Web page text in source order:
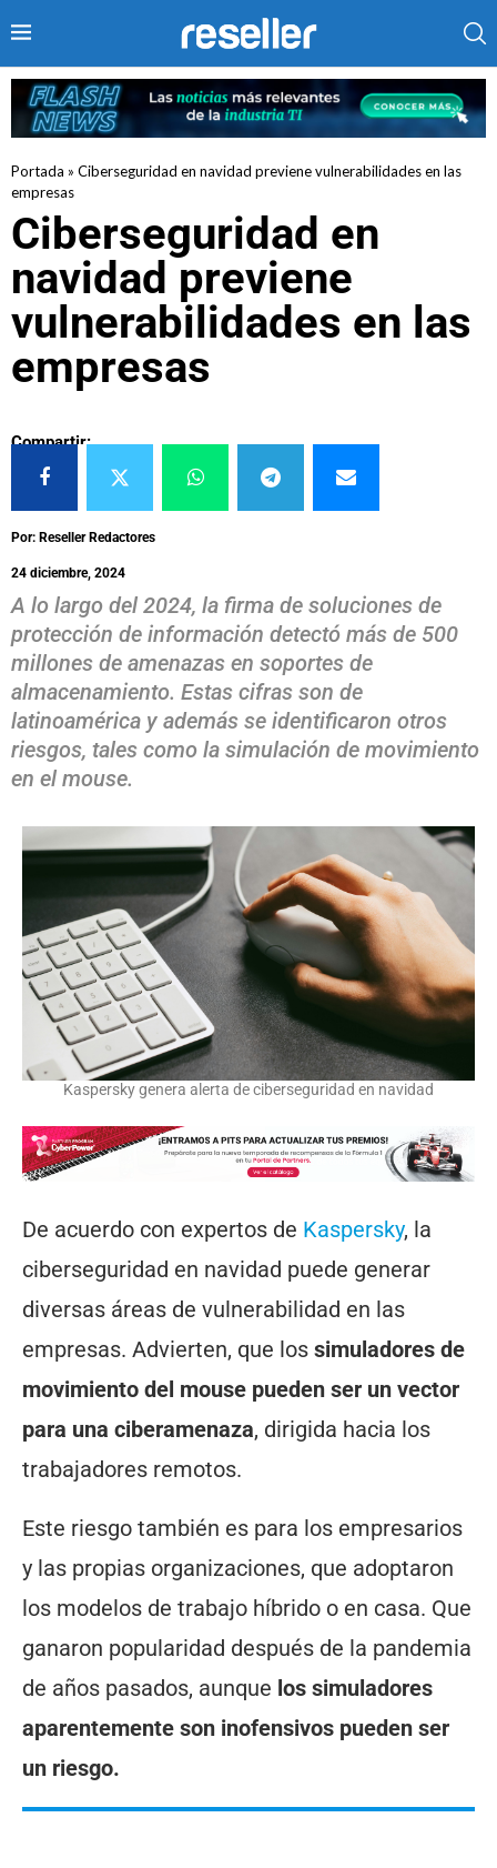
Portada » Ciberseguridad en navidad previene vulnerabilidades en las
empresas
Ciberseguridad en
navidad previene
vulnerabilidades en las
empresas
Compartir:
Por: Reseller Redactores
24 diciembre, 2024
A lo largo del 2024, la firma de soluciones de
protección de información detectó más de 500
millones de amenazas en soportes de
almacenamiento. Estas cifras son de
latinoamérica y además se identificaron otros
riesgos, tales como la simulación de movimiento
en el mouse.
Kaspersky genera alerta de ciberseguridad en navidad
De acuerdo con expertos de Kaspersky, la
ciberseguridad en navidad puede generar
diversas áreas de vulnerabilidad en las
empresas. Advierten, que los simuladores de
movimiento del mouse pueden ser un vector
para una ciberamenaza, dirigida hacia los
trabajadores remotos.
Este riesgo también es para los empresarios
y las propias organizaciones, que adoptaron
los modelos de trabajo híbrido o en casa. Que
ganaron popularidad después de la pandemia
de años pasados, aunque los simuladores
aparentemente son inofensivos pueden ser
un riesgo.